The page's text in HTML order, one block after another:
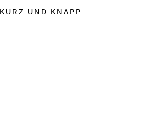
KURZ UND KNAPP